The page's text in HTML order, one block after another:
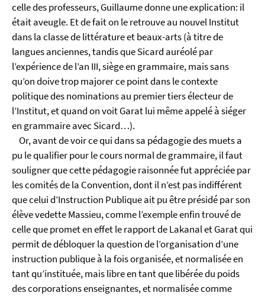
celle des professeurs, Guillaume donne une explication: il
était aveugle. Et de fait on le retrouve au nouvel Institut
dans la classe de littérature et beaux-arts (à titre de
langues anciennes, tandis que Sicard auréolé par
l’expérience de l’an III, siège en grammaire, mais sans
qu’on doive trop majorer ce point dans le contexte
politique des nominations au premier tiers électeur de
l’Institut, et quand on voit Garat lui même appelé à siéger
en grammaire avec Sicard…).
Or, avant de voir ce qui dans sa pédagogie des muets a
pu le qualifier pour le cours normal de grammaire, il faut
souligner que cette pédagogie raisonnée fut appréciée par
les comités de la Convention, dont il n’est pas indifférent
que celui d’Instruction Publique ait pu être présidé par son
élève vedette Massieu, comme l’exemple enfin trouvé de
celle que promet en effet le rapport de Lakanal et Garat qui
permit de débloquer la question de l’organisation d’une
instruction publique à la fois organisée, et normalisée en
tant qu’instituée, mais libre en tant que libérée du poids
des corporations enseignantes, et normalisée comme